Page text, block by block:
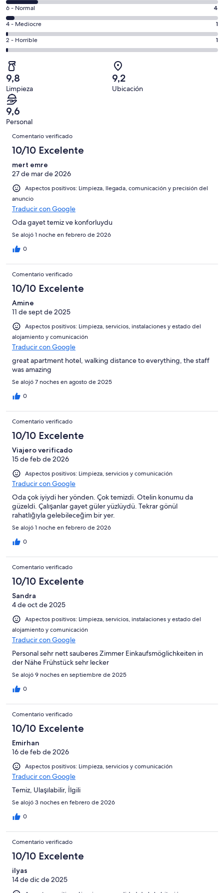
un
total
de
112
con
una
puntuación
de
10
-
Excelente
comentarios
de
un
total
de
112
con
una
puntuación
de
8
-
4
comentarios
de
un
total
de
112
con
una
puntuación
de
6
Normal
6 - Normal 4
1
comentarios
de
total
de
112
con
una
puntuación
Mediocre
4 - Mediocre 1
1
comentarios
de
un
total
de
112
con
una
puntuación
de
Horrible
2 - Horrible 1
9,8
Limpieza
9,2
Ubicación
9,6
Personal
Comentarios
Comentario verificado
10/10 Excelente
mert emre
27 de mar de 2026
Aspectos positivos: Limpieza, llegada, comunicación y precisión del
anuncio
Traducir con Google
Oda gayet temiz ve konforluydu
Se alojó 1 noche en febrero de 2026
0
Comentario verificado
10/10 Excelente
Amine
11 de sept de 2025
Aspectos positivos: Limpieza, servicios, instalaciones y estado del
alojamiento y comunicación
Traducir con Google
great apartment hotel, walking distance to everything, the staff
was amazing
Se alojó 7 noches en agosto de 2025
0
Comentario verificado
10/10 Excelente
Viajero verificado
15 de feb de 2026
Aspectos positivos: Limpieza, servicios y comunicación
Traducir con Google
Oda çok iyiydi her yönden. Çok temizdi. Otelin konumu da
güzeldi. Çalışanlar gayet güler yüzlüydü. Tekrar gönül
rahatlığıyla gelebileceğim bir yer.
Se alojó 1 noche en febrero de 2026
0
Comentario verificado
10/10 Excelente
Sandra
4 de oct de 2025
Aspectos positivos: Limpieza, servicios, instalaciones y estado del
alojamiento y comunicación
Traducir con Google
Personal sehr nett sauberes Zimmer Einkaufsmöglichkeiten in
der Nähe Frühstück sehr lecker
Se alojó 9 noches en septiembre de 2025
0
Comentario verificado
10/10 Excelente
Emirhan
16 de feb de 2026
Aspectos positivos: Limpieza, servicios y comunicación
Traducir con Google
Temiz, Ulaşılabilir, İlgili
Se alojó 3 noches en febrero de 2026
0
Comentario verificado
10/10 Excelente
ilyas
14 de dic de 2025